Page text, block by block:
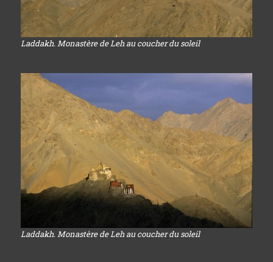
Laddakh. Monastère de Leh au coucher du soleil
Laddakh. Monastère de Leh au coucher du soleil